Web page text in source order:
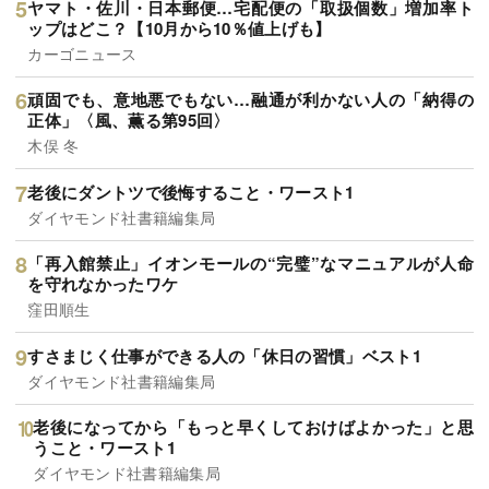
ヤマト・佐川・日本郵便…宅配便の「取扱個数」増加率ト
ップはどこ？【10月から10％値上げも】
カーゴニュース
頑固でも、意地悪でもない…融通が利かない人の「納得の
正体」〈風、薫る第95回〉
木俣 冬
老後にダントツで後悔すること・ワースト1
ダイヤモンド社書籍編集局
「再入館禁止」イオンモールの“完璧”なマニュアルが人命
を守れなかったワケ
窪田順生
すさまじく仕事ができる人の「休日の習慣」ベスト1
ダイヤモンド社書籍編集局
老後になってから「もっと早くしておけばよかった」と思
うこと・ワースト1
ダイヤモンド社書籍編集局